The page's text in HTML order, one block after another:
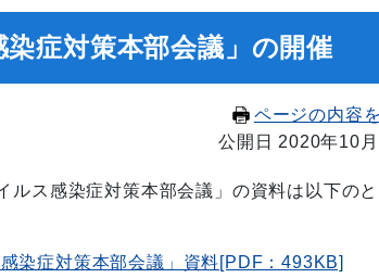
症対策本部会議」の開催
ページの内容
公開日 2020年10
ルス感染症対策本部会議」の資料は以下の
染症対策本部会議」資料[PDF：493KB]